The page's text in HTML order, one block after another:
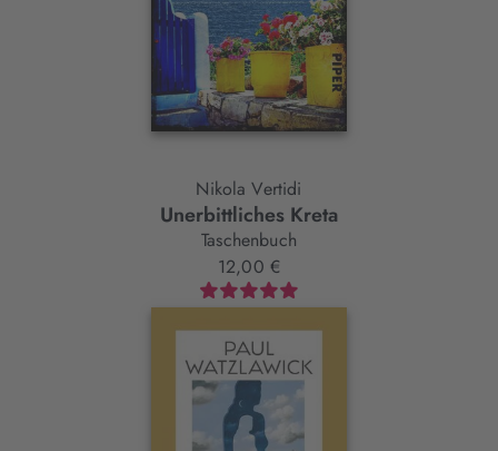
Nikola Vertidi
Unerbittliches Kreta
Taschenbuch
12,00 €